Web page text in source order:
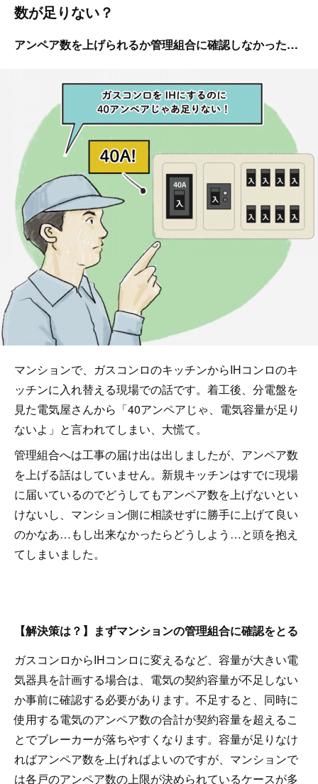
数が足りない？
アンペア数を上げられるか管理組合に確認しなかった…
マンションで、ガスコンロのキッチンからIHコンロのキ
ッチンに入れ替える現場での話です。着工後、分電盤を
見た電気屋さんから「40アンペアじゃ、電気容量が足り
ないよ」と言われてしまい、大慌て。
管理組合へは工事の届け出は出しましたが、アンペア数
を上げる話はしていません。新規キッチンはすでに現場
に届いているのでどうしてもアンペア数を上げないとい
けないし、マンション側に相談せずに勝手に上げて良い
のかなあ…もし出来なかったらどうしよう…と頭を抱え
てしまいました。
【解決策は？】まずマンションの管理組合に確認をとる
ガスコンロからIHコンロに変えるなど、容量が大きい電
気器具を計画する場合は、電気の契約容量が不足しない
か事前に確認する必要があります。不足すると、同時に
使用する電気のアンペア数の合計が契約容量を超えるこ
とでブレーカーが落ちやすくなります。容量が足りなけ
ればアンペア数を上げればよいのですが、マンションで
は各戸のアンペア数の上限が決められているケースが多